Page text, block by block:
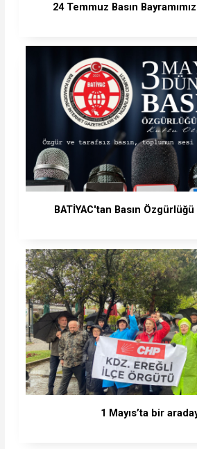
24 Temmuz Basın
BATİYAC'tan Basın
1 Mayıs’ta bir